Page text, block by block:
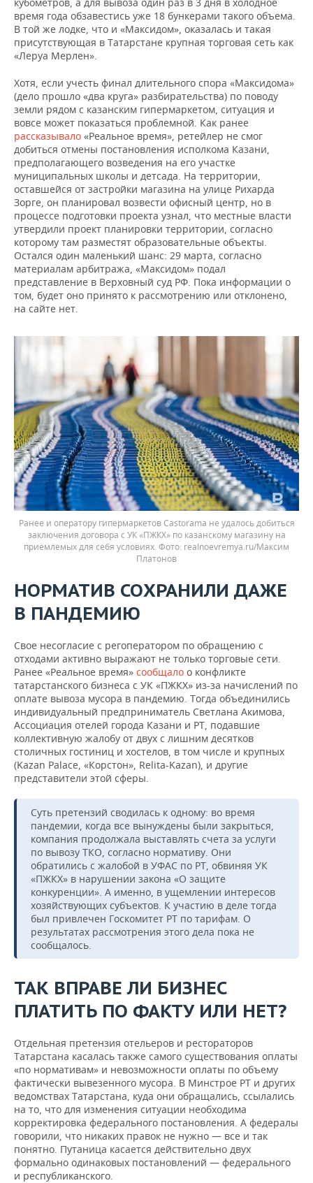
время года обзавестись уже 18 бункерами такого объема.
В той же лодке, что и «Максидом», оказалась и такая
присутствующая в Татарстане крупная торговая сеть как
«Леруа Мерлен».
Хотя, если учесть финал длительного спора «Максидома»
(дело прошло «два круга» разбирательства) по поводу
земли рядом с казанским гипермаркетом, ситуация и
вовсе может показаться проблемной. Как ранее
рассказывало «Реальное время», ретейлер не смог
добиться отмены постановления исполкома Казани,
предполагающего возведения на его участке
муниципальных школы и детсада. На территории,
оставшейся от застройки магазина на улице Рихарда
Зорге, он планировал возвести офисный центр, но в
процессе подготовки проекта узнал, что местные власти
утвердили проект планировки территории, согласно
которому там разместят образовательные объекты.
Остался один маленький шанс: 29 марта, согласно
материалам арбитража, «Максидом» подал
представление в Верховный суд РФ. Пока информации о
том, будет оно принято к рассмотрению или отклонено,
на сайте нет.
Ранее и оператору гипермаркетов Castorama не удалось добиться
заключения договора с УК «ПЖКХ» по казанскому магазину на
приемлемых для себя условиях.
realnoevremya.ru/Максим
Платонов
НОРМАТИВ СОХРАНИЛИ ДАЖЕ
В ПАНДЕМИЮ
Свое несогласие с регоператором по обращению с
отходами активно выражают не только торговые сети.
Ранее «Реальное время» сообщало о конфликте
татарстанского бизнеса с УК «ПЖКХ» из-за начислений по
оплате вывоза мусора в пандемию. Тогда объединились
индивидуальный предприниматель Светлана Акимова,
Ассоциация отелей города Казани и РТ, подавшие
коллективную жалобу от двух с лишним десятков
столичных гостиниц и хостелов, в том числе и крупных
(Kazan Palace, «Корстон», Relita-Kazan), и другие
представители этой сферы.
Суть претензий сводилась к одному: во время
пандемии, когда все вынуждены были закрыться,
компания продолжала выставлять счета за услуги
по вывозу ТКО, согласно нормативу. Они
обратились с жалобой в УФАС по РТ, обвиняя УК
«ПЖКХ» в нарушении закона «О защите
конкуренции». А именно, в ущемлении интересов
хозяйствующих субъектов. К участию в деле тогда
был привлечен Госкомитет РТ по тарифам. О
результатах рассмотрения этого дела пока не
сообщалось.
ТАК ВПРАВЕ ЛИ БИЗНЕС
ПЛАТИТЬ ПО ФАКТУ ИЛИ НЕТ?
Отдельная претензия отельеров и рестораторов
Татарстана касалась также самого существования оплаты
«по нормативам» и невозможности оплаты по объему
фактически вывезенного мусора. В Минстрое РТ и других
ведомствах Татарстана, куда они обращались, ссылались
на то, что для изменения ситуации необходима
корректировка федерального постановления. А федералы
говорили, что никаких правок не нужно — все и так
понятно. Путаница касается действительно двух
формально одинаковых постановлений — федерального
и республиканского.